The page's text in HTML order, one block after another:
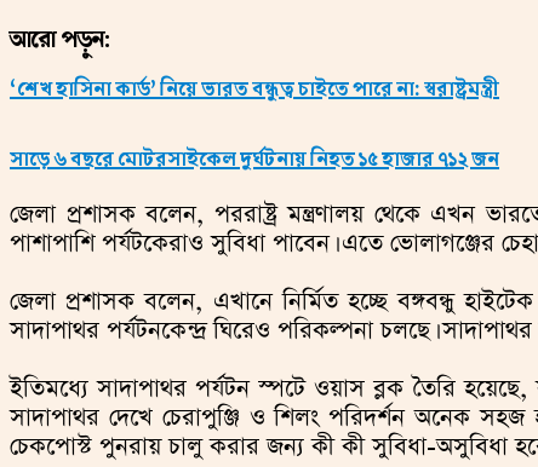
আরো পড়ুন:
‘শেখ হাসিনা কার্ড’ নিয়ে ভারত বন্ধুত্ব চাইতে পারে না: স্বরাষ্ট্রমন্ত্রী
সাড়ে ৬ বছরে মোটরসাইকেল দুর্ঘটনায় নিহত ১৫ হাজার ৭১২ জন
জেলা প্রশাসক বলেন, পররাষ্ট্র মন্ত্রণালয় থেকে এখন
পাশাপাশি পর্যটকেরাও সুবিধা পাবেন। এতে ভোলাগঞ্জের
জেলা প্রশাসক বলেন, এখানে নির্মিত হচ্ছে বঙ্গবন্ধু
সাদাপাথর পর্যটনকেন্দ্র ঘিরেও পরিকল্পনা চলছে।
ইতিমধ্যে সাদাপাথর পর্যটন স্পটে ওয়াস ব্লক তৈরি
সাদাপাথর দেখে চেরাপুঞ্জি ও শিলং পরিদর্শন অনেক
চেকপোস্ট পুনরায় চালু করার জন্য কী কী সুবিধা-অসুবিধা হবে